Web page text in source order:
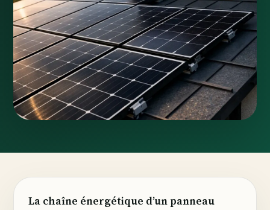
La chaîne énergétique d’un panneau